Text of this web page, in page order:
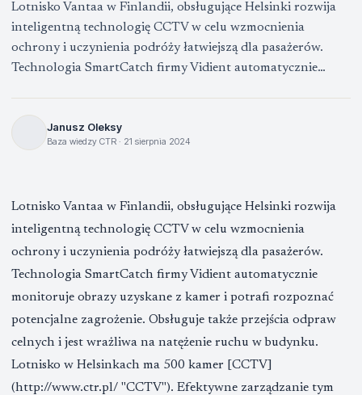
Lotnisko Vantaa w Finlandii, obsługujące Helsinki rozwija
inteligentną technologię CCTV w celu wzmocnienia
ochrony i uczynienia podróży łatwiejszą dla pasażerów.
Technologia SmartCatch firmy Vidient automatycznie…
Janusz Oleksy
Baza wiedzy CTR · 21 sierpnia 2024
Lotnisko Vantaa w Finlandii, obsługujące Helsinki rozwija
inteligentną technologię CCTV w celu wzmocnienia
ochrony i uczynienia podróży łatwiejszą dla pasażerów.
Technologia SmartCatch firmy Vidient automatycznie
monitoruje obrazy uzyskane z kamer i potrafi rozpoznać
potencjalne zagrożenie. Obsługuje także przejścia odpraw
celnych i jest wrażliwa na natężenie ruchu w budynku.
Lotnisko w Helsinkach ma 500 kamer [CCTV]
(http://www.ctr.pl/ "CCTV"). Efektywne zarządzanie tym